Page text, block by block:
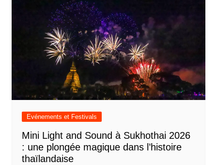
Evénements et Festivals
Mini Light and Sound à Sukhothai 2026
: une plongée magique dans l’histoire
thaïlandaise